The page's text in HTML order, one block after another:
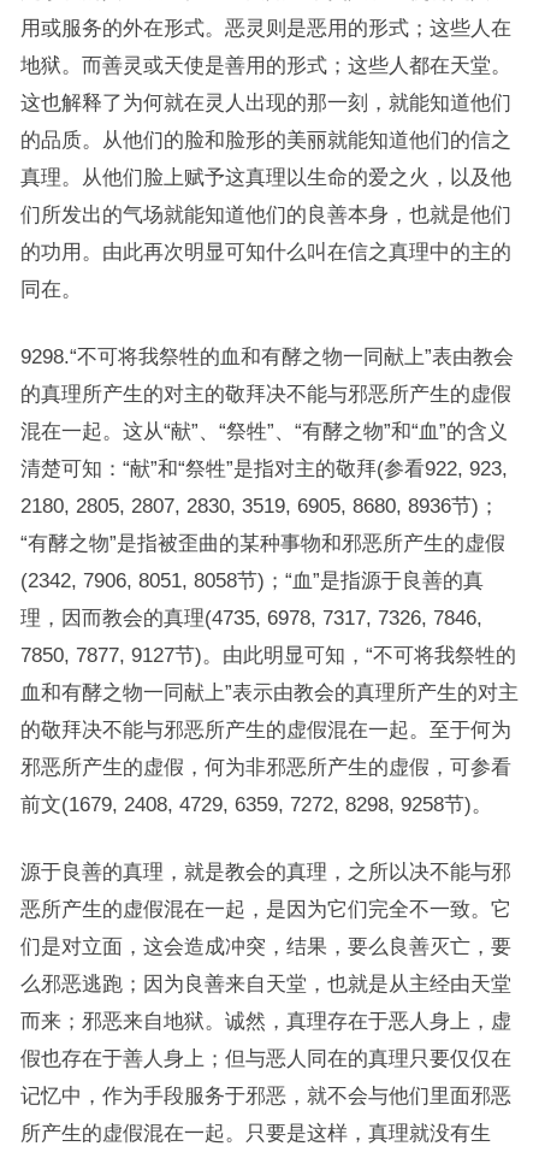
用或服务的外在形式。恶灵则是恶用的形式；这些人在
地狱。而善灵或天使是善用的形式；这些人都在天堂。
这也解释了为何就在灵人出现的那一刻，就能知道他们
的品质。从他们的脸和脸形的美丽就能知道他们的信之
真理。从他们脸上赋予这真理以生命的爱之火，以及他
们所发出的气场就能知道他们的良善本身，也就是他们
的功用。由此再次明显可知什么叫在信之真理中的主的
同在。
9298.“不可将我祭牲的血和有酵之物一同献上”表由教会
的真理所产生的对主的敬拜决不能与邪恶所产生的虚假
混在一起。这从“献”、“祭牲”、“有酵之物”和“血”的含义
清楚可知：“献”和“祭牲”是指对主的敬拜(参看922, 923,
2180, 2805, 2807, 2830, 3519, 6905, 8680, 8936节)；
“有酵之物”是指被歪曲的某种事物和邪恶所产生的虚假
(2342, 7906, 8051, 8058节)；“血”是指源于良善的真
理，因而教会的真理(4735, 6978, 7317, 7326, 7846,
7850, 7877, 9127节)。由此明显可知，“不可将我祭牲的
血和有酵之物一同献上”表示由教会的真理所产生的对主
的敬拜决不能与邪恶所产生的虚假混在一起。至于何为
邪恶所产生的虚假，何为非邪恶所产生的虚假，可参看
前文(1679, 2408, 4729, 6359, 7272, 8298, 9258节)。
源于良善的真理，就是教会的真理，之所以决不能与邪
恶所产生的虚假混在一起，是因为它们完全不一致。它
们是对立面，这会造成冲突，结果，要么良善灭亡，要
么邪恶逃跑；因为良善来自天堂，也就是从主经由天堂
而来；邪恶来自地狱。诚然，真理存在于恶人身上，虚
假也存在于善人身上；但与恶人同在的真理只要仅仅在
记忆中，作为手段服务于邪恶，就不会与他们里面邪恶
所产生的虚假混在一起。只要是这样，真理就没有生